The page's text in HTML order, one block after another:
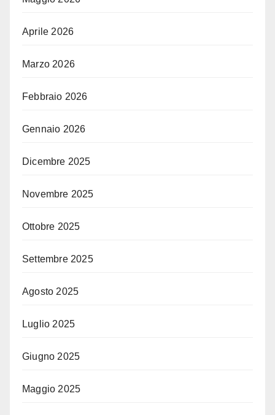
Aprile 2026
Marzo 2026
Febbraio 2026
Gennaio 2026
Dicembre 2025
Novembre 2025
Ottobre 2025
Settembre 2025
Agosto 2025
Luglio 2025
Giugno 2025
Maggio 2025